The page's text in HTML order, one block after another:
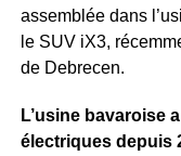
assemblée dans
le SUV iX3,
de Debrecen.
L’usine bavaroise
électriques depuis